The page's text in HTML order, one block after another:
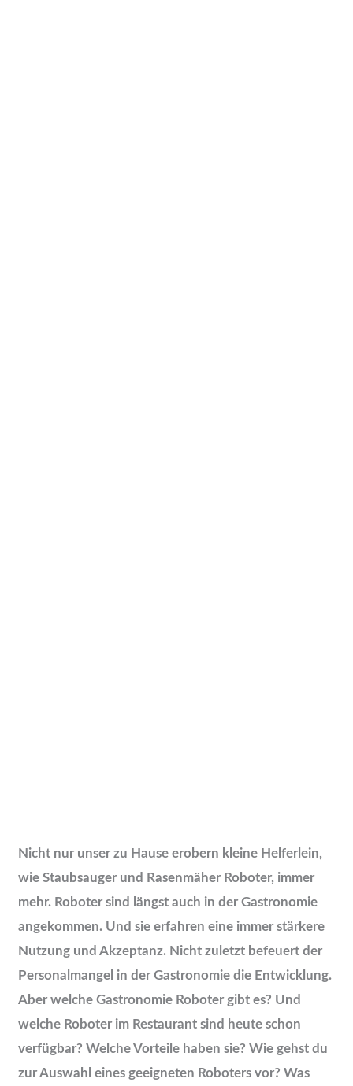
Nicht nur unser zu Hause erobern kleine Helferlein,
wie Staubsauger und Rasenmäher Roboter, immer
mehr. Roboter sind längst auch in der Gastronomie
angekommen. Und sie erfahren eine immer stärkere
Nutzung und Akzeptanz. Nicht zuletzt befeuert der
Personalmangel in der Gastronomie die Entwicklung.
Aber welche Gastronomie Roboter gibt es? Und
welche Roboter im Restaurant sind heute schon
verfügbar? Welche Vorteile haben sie? Wie gehst du
zur Auswahl eines geeigneten Roboters vor? Was